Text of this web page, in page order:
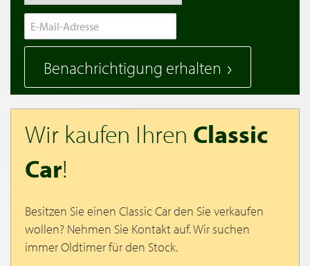
Benachrichtigung erhalten
Wir kaufen Ihren Classic
Car!
Besitzen Sie einen Classic Car den Sie verkaufen
wollen? Nehmen Sie Kontakt auf. Wir suchen
immer Oldtimer für den Stock.